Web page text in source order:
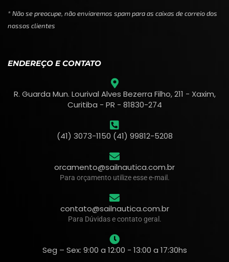
* Não se preocupe, não enviaremos spam para as caixas de correio dos
nossos clientes
ENDEREÇO E CONTATO
R. Guarda Mun. Lourival Alves Bezerra Filho, 211 - Xaxim,
Curitiba - PR - 81830-274
(41) 3073-1150 (41) 99812-5208
orcamento@sailnautica.com.br
Para orçamento utilize esse e-mail.
contato@sailnautica.com.br
Para Dúvidas e contato geral.
Seg – Sex: 9:00 a 12:00 - 13:00 a 17:30hs